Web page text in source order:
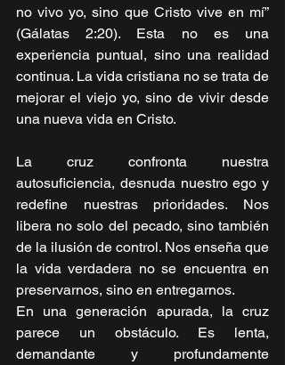
no vivo yo, sino que Cristo vive en mí”
(Gálatas 2:20). Esta no es una
experiencia puntual, sino una realidad
continua. La vida cristiana no se trata de
mejorar el viejo yo, sino de vivir desde
una nueva vida en Cristo.
La cruz confronta nuestra
autosuficiencia, desnuda nuestro ego y
redefine nuestras prioridades. Nos
libera no solo del pecado, sino también
de la ilusión de control. Nos enseña que
la vida verdadera no se encuentra en
preservarnos, sino en entregarnos.
En una generación apurada, la cruz
parece un obstáculo. Es lenta,
demandante y profundamente